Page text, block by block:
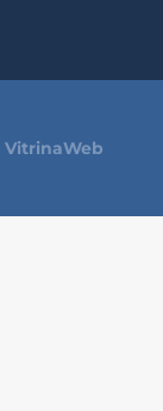
VitrinaWeb